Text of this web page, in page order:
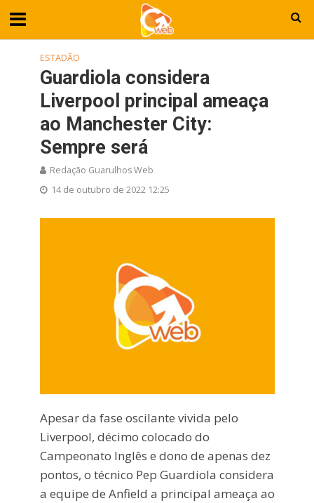
ESTADÃO
Guardiola considera
Liverpool principal ameaça
ao Manchester City:
Sempre será
Redação Guarulhos Web
14 de outubro de 2022 12:25
Apesar da fase oscilante vivida pelo
Liverpool, décimo colocado do
Campeonato Inglês e dono de apenas dez
pontos, o técnico Pep Guardiola considera
a equipe de Anfield a principal ameaça ao